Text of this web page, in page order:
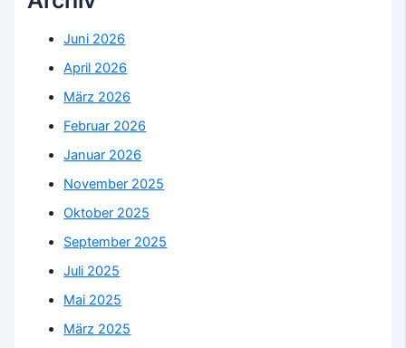
Juni 2026
April 2026
März 2026
Februar 2026
Januar 2026
November 2025
Oktober 2025
September 2025
Juli 2025
Mai 2025
März 2025